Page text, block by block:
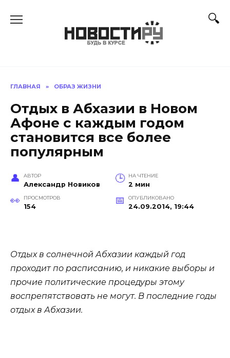
ГЛАВНАЯ » ОБРАЗ ЖИЗНИ
Отдых в Абхазии в Новом
Афоне с каждым годом
становится все более
популярным
АВТОР
Александр Новиков
НА ЧТЕНИЕ
2 мин
ПРОСМОТРОВ
154
ОПУБЛИКОВАНО
24.09.2014, 19:44
Отдых в солнечной Абхазии каждый год
проходит по расписанию, и никакие выборы и
прочие политические процедуры этому
воспрепятствовать не могут. В последние годы
отдых в Абхазии.